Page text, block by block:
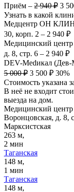
Приём – 2 940 ₽ 3
Узнать в какой
Медцентр ОН
30, корп. 2 – 2 940 ₽
Медицинский
д. 8, стр. 6 – 2 940 ₽
DEV-Medикал
5 000 ₽ 3 500 ₽ 30%
Стоимость указана
В неё не входит
выезда на дом.
Медицинский
Воронцовская, д. 8,
Марксистская
263 м,
2 мин
Таганская
148 м,
1 мин
Таганская
148 м,